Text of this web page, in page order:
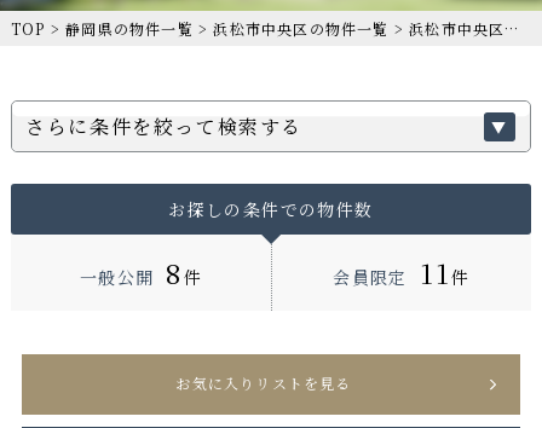
TOP > 静岡県の物件一覧 > 浜松市中央区の物件一覧 > 浜松市中央区の中古一戸建て一覧
さらに条件を絞って検索する
お探しの条件での物件数
一般公開 8 件 会員限定 11件
お気に入りリストを見る